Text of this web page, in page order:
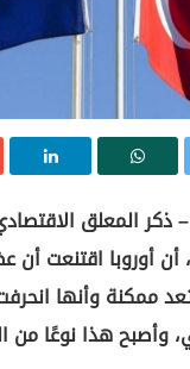
ذكر المعلق
أوروبا اقتنعت أن
ممكنة وأنها
وأصبح هذا نوعًا من